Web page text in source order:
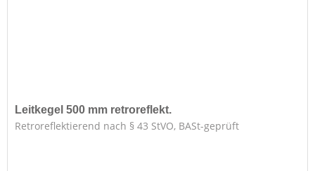
Leitkegel 500 mm retroreflekt.
Retroreflektierend nach § 43 StVO, BASt-geprüft